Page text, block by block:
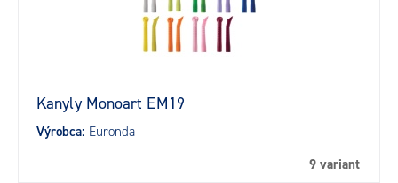
Kanyly Monoart EM19
Výrobca: Euronda
9 variant